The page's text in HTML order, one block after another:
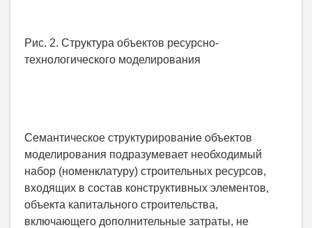
Рис. 2. Структура объектов ресурсно-
технологического моделирования
Семантическое структурирование объектов
моделирования подразумевает необходимый
набор (номенклатуру) строительных ресурсов,
входящих в состав конструктивных элементов,
объекта капитального строительства,
включающего дополнительные затраты, не